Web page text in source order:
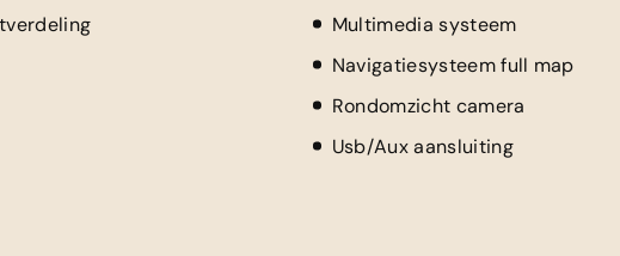
Multimedia systeem
Navigatiesysteem full map
Rondomzicht camera
Usb/Aux aansluiting